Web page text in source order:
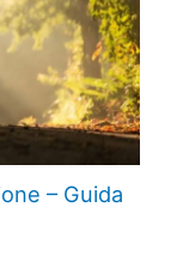
– Guida